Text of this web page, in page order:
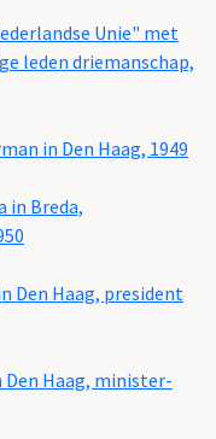
Unie" met
leden driemanschap,
in Den Haag, 1949
in Breda,
Den Haag, president
Den Haag, minister-